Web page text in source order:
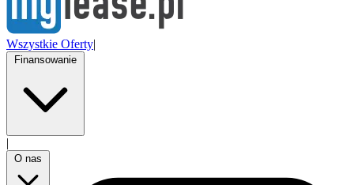
Wszystkie Oferty|
|